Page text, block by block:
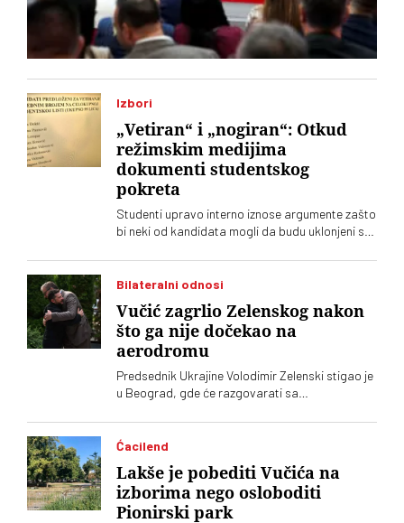
Izbori
„Vetiran“ i „nogiran“: Otkud
režimskim medijima
dokumenti studentskog
pokreta
Studenti upravo interno iznose argumente zašto
bi neki od kandidata mogli da budu uklonjeni sa
glasa. Nema sumnje da će režimski tabloidi
skoro svakodnevno lansirati „megaekskluzive“
Bilateralni odnosi
Vučić zagrlio Zelenskog nakon
što ga nije dočekao na
aerodromu
Predsednik Ukrajine Volodimir Zelenski stigao je
u Beograd, gde će razgovarati sa
premijerom Đurom Macutom. Ovo je njegova
prva zvanična poseta Srbiji. Dolazak Zelenskog
Tesla, gde ga je umesto Vučića dočekala
ministarka energetike Dubravka Đedović
Handanović
Ćacilend
Lakše je pobediti Vučića na
izborima nego osloboditi
Pionirski park